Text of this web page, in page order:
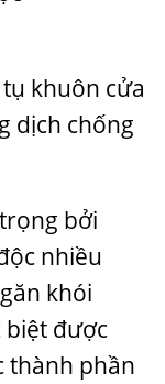
khuôn cửa
dịch chống
bởi
nhiều
khói
biệt được
thành phần